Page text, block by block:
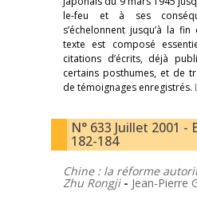
le-feu et à ses
s’échelonnent jusqu’à la
texte est composé
citations d’écrits, déjà
certains posthumes, et de
de témoignages enregistrés.
N° 633 Juillet 2001 -
182-184
Chine : la réforme
Zhu Rongji - Jean-Pierre